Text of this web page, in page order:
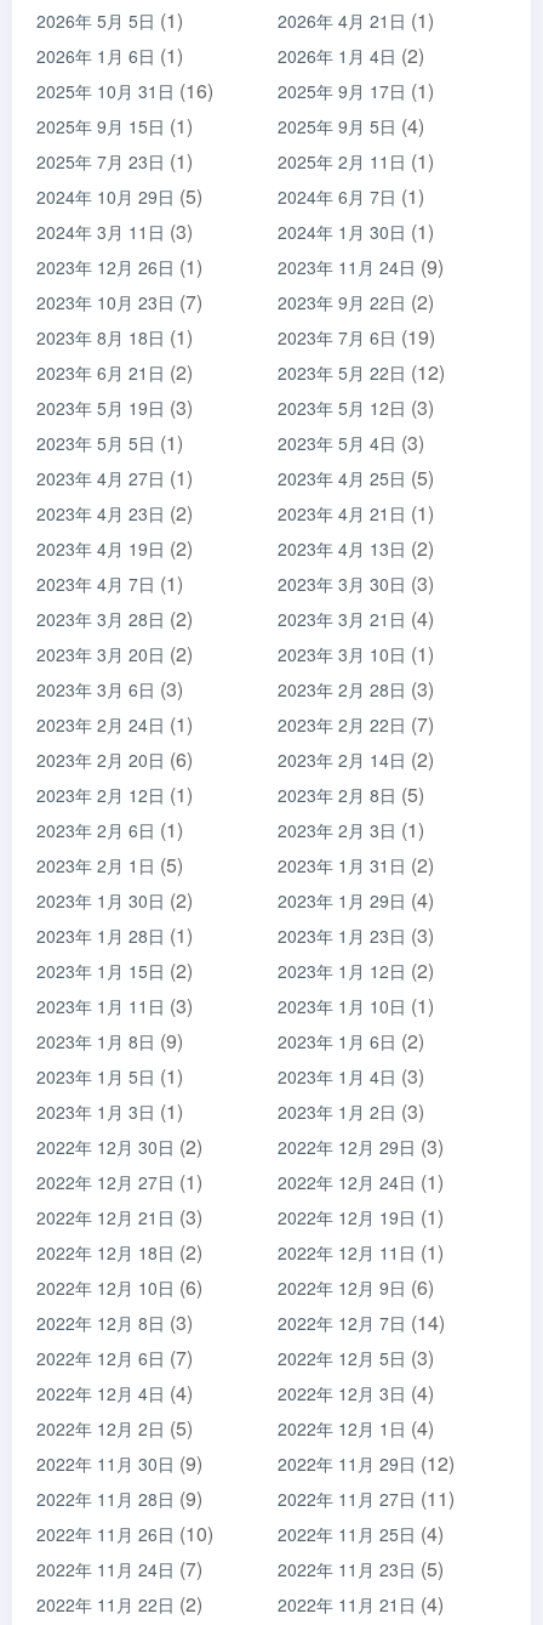
2026年 5月 5日 (1) 2026年 4月 21日 (1)
2026年 1月 6日 (1) 2026年 1月 4日 (2)
2025年 10月 31日 (16) 2025年 9月 17日 (1)
2025年 9月 15日 (1) 2025年 9月 5日 (4)
2025年 7月 23日 (1) 2025年 2月 11日 (1)
2024年 10月 29日 (5) 2024年 6月 7日 (1)
2024年 3月 11日 (3) 2024年 1月 30日 (1)
2023年 12月 26日 (1) 2023年 11月 24日 (9)
2023年 10月 23日 (7) 2023年 9月 22日 (2)
2023年 8月 18日 (1) 2023年 7月 6日 (19)
2023年 6月 21日 (2) 2023年 5月 22日 (12)
2023年 5月 19日 (3) 2023年 5月 12日 (3)
2023年 5月 5日 (1) 2023年 5月 4日 (3)
2023年 4月 27日 (1) 2023年 4月 25日 (5)
2023年 4月 23日 (2) 2023年 4月 21日 (1)
2023年 4月 19日 (2) 2023年 4月 13日 (2)
2023年 4月 7日 (1) 2023年 3月 30日 (3)
2023年 3月 28日 (2) 2023年 3月 21日 (4)
2023年 3月 20日 (2) 2023年 3月 10日 (1)
2023年 3月 6日 (3) 2023年 2月 28日 (3)
2023年 2月 24日 (1) 2023年 2月 22日 (7)
2023年 2月 20日 (6) 2023年 2月 14日 (2)
2023年 2月 12日 (1) 2023年 2月 8日 (5)
2023年 2月 6日 (1) 2023年 2月 3日 (1)
2023年 2月 1日 (5) 2023年 1月 31日 (2)
2023年 1月 30日 (2) 2023年 1月 29日 (4)
2023年 1月 28日 (1) 2023年 1月 23日 (3)
2023年 1月 15日 (2) 2023年 1月 12日 (2)
2023年 1月 11日 (3) 2023年 1月 10日 (1)
2023年 1月 8日 (9) 2023年 1月 6日 (2)
2023年 1月 5日 (1) 2023年 1月 4日 (3)
2023年 1月 3日 (1) 2023年 1月 2日 (3)
2022年 12月 30日 (2) 2022年 12月 29日 (3)
2022年 12月 27日 (1) 2022年 12月 24日 (1)
2022年 12月 21日 (3) 2022年 12月 19日 (1)
2022年 12月 18日 (2) 2022年 12月 11日 (1)
2022年 12月 10日 (6) 2022年 12月 9日 (6)
2022年 12月 8日 (3) 2022年 12月 7日 (14)
2022年 12月 6日 (7) 2022年 12月 5日 (3)
2022年 12月 4日 (4) 2022年 12月 3日 (4)
2022年 12月 2日 (5) 2022年 12月 1日 (4)
2022年 11月 30日 (9) 2022年 11月 29日 (12)
2022年 11月 28日 (9) 2022年 11月 27日 (11)
2022年 11月 26日 (10) 2022年 11月 25日 (4)
2022年 11月 24日 (7) 2022年 11月 23日 (5)
2022年 11月 22日 (2) 2022年 11月 21日 (4)